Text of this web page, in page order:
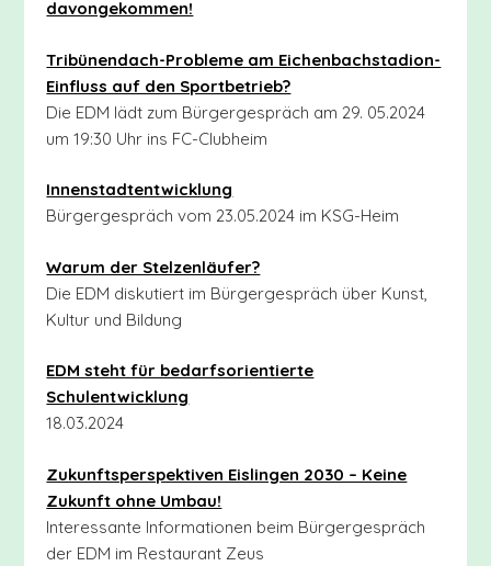
davongekommen!
Tribünendach-Probleme am Eichenbachstadion-
Einfluss auf den Sportbetrieb?
Die EDM lädt zum Bürgergespräch am 29. 05.2024
um 19:30 Uhr ins FC-Clubheim
Innenstadtentwicklung
Bürgergespräch vom 23.05.2024 im KSG-Heim
Warum der Stelzenläufer?
Die EDM diskutiert im Bürgergespräch über Kunst,
Kultur und Bildung
EDM steht für bedarfsorientierte
Schulentwicklung
18.03.2024
Zukunftsperspektiven Eislingen 2030 – Keine
Zukunft ohne Umbau!
Interessante Informationen beim Bürgergespräch
der EDM im Restaurant Zeus